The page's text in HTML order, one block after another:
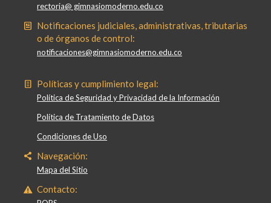
rectoria@ gimnasiomoderno.edu.co
Notificaciones judiciales, administrativas, tributarias
o de órganos de control:
notificaciones@gimnasiomoderno.edu.co
Políticas y cumplimiento legal:
Política de Seguridad y Privacidad de la Información
Política de Tratamiento de Datos
Condiciones de Uso
Navegación:
Mapa del Sitio
Contacto: